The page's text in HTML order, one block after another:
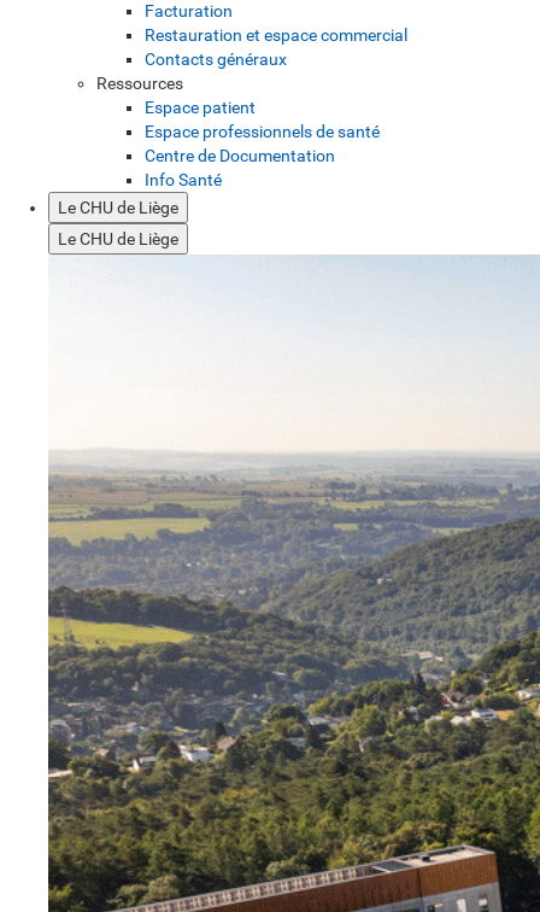
Facturation
Restauration et espace commercial
Contacts généraux
Ressources
Espace patient
Espace professionnels de santé
Centre de Documentation
Info Santé
Le CHU de Liège
Le CHU de Liège